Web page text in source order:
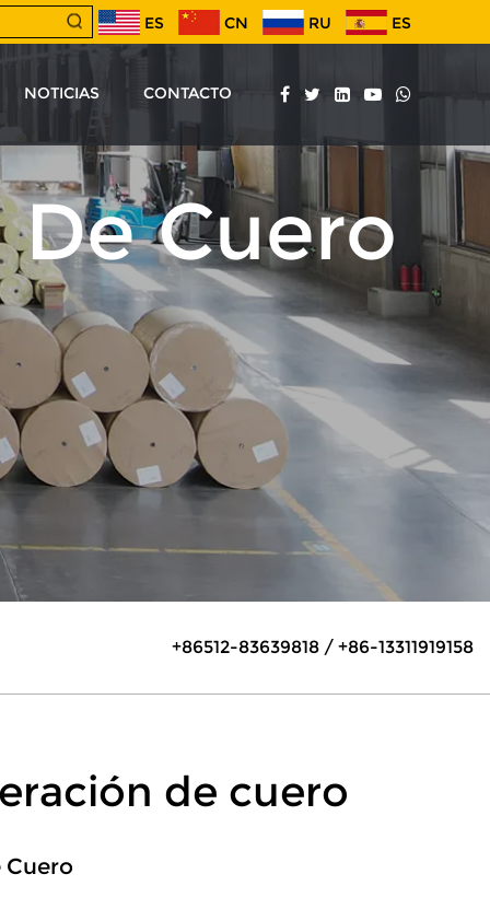
ES CN RU ES
NOTICIAS CONTACTO
Cuero
+86512-83639818 / +86-13311919158
de cuero
Cuero